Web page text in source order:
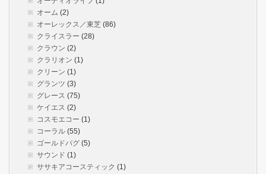
オーム (2)
オーレックス／東芝 (86)
クライスラー (28)
クラウン (2)
クラリオン (1)
クリーン (1)
グランツ (3)
グレース (75)
ケイエス (2)
コスモエコー (1)
コーラル (55)
ゴールドバグ (5)
サウンド (1)
ササキアコースティック (1)